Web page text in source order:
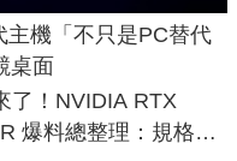
主機「不只是PC替代
桌面
了！NVIDIA RTX
爆料總整理：規格、